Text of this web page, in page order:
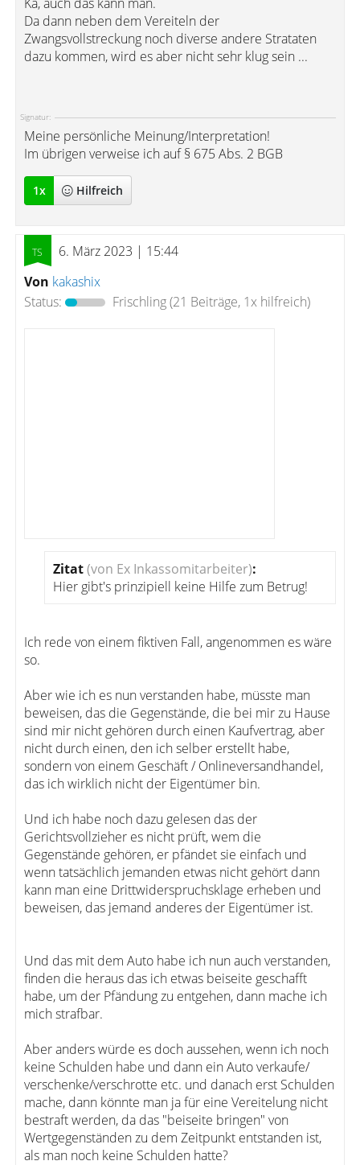
Da dann neben dem Vereiteln der
Zwangsvollstreckung noch diverse andere Strataten
dazu kommen, wird es aber nicht sehr klug sein ...
Signatur:
Meine persönliche Meinung/Interpretation!
Im übrigen verweise ich auf § 675 Abs. 2 BGB
1x Hilfreich
6. März 2023 | 15:44
Von kakashix
Status:
Frischling(21 Beiträge, 1x hilfreich)
Zitat(von Ex Inkassomitarbeiter):
Hier gibt's prinzipiell keine Hilfe zum Betrug!
Ich rede von einem fiktiven Fall, angenommen es wäre
so.
Aber wie ich es nun verstanden habe, müsste man
beweisen, das die Gegenstände, die bei mir zu Hause
sind mir nicht gehören durch einen Kaufvertrag, aber
nicht durch einen, den ich selber erstellt habe,
sondern von einem Geschäft / Onlineversandhandel,
das ich wirklich nicht der Eigentümer bin.
Und ich habe noch dazu gelesen das der
Gerichtsvollzieher es nicht prüft, wem die
Gegenstände gehören, er pfändet sie einfach und
wenn tatsächlich jemanden etwas nicht gehört dann
kann man eine Drittwiderspruchsklage erheben und
beweisen, das jemand anderes der Eigentümer ist.
Und das mit dem Auto habe ich nun auch verstanden,
finden die heraus das ich etwas beiseite geschafft
habe, um der Pfändung zu entgehen, dann mache ich
mich strafbar.
Aber anders würde es doch aussehen, wenn ich noch
keine Schulden habe und dann ein Auto verkaufe/
verschenke/verschrotte etc. und danach erst Schulden
mache, dann könnte man ja für eine Vereitelung nicht
bestraft werden, da das "beiseite bringen" von
Wertgegenständen zu dem Zeitpunkt entstanden ist,
als man noch keine Schulden hatte?